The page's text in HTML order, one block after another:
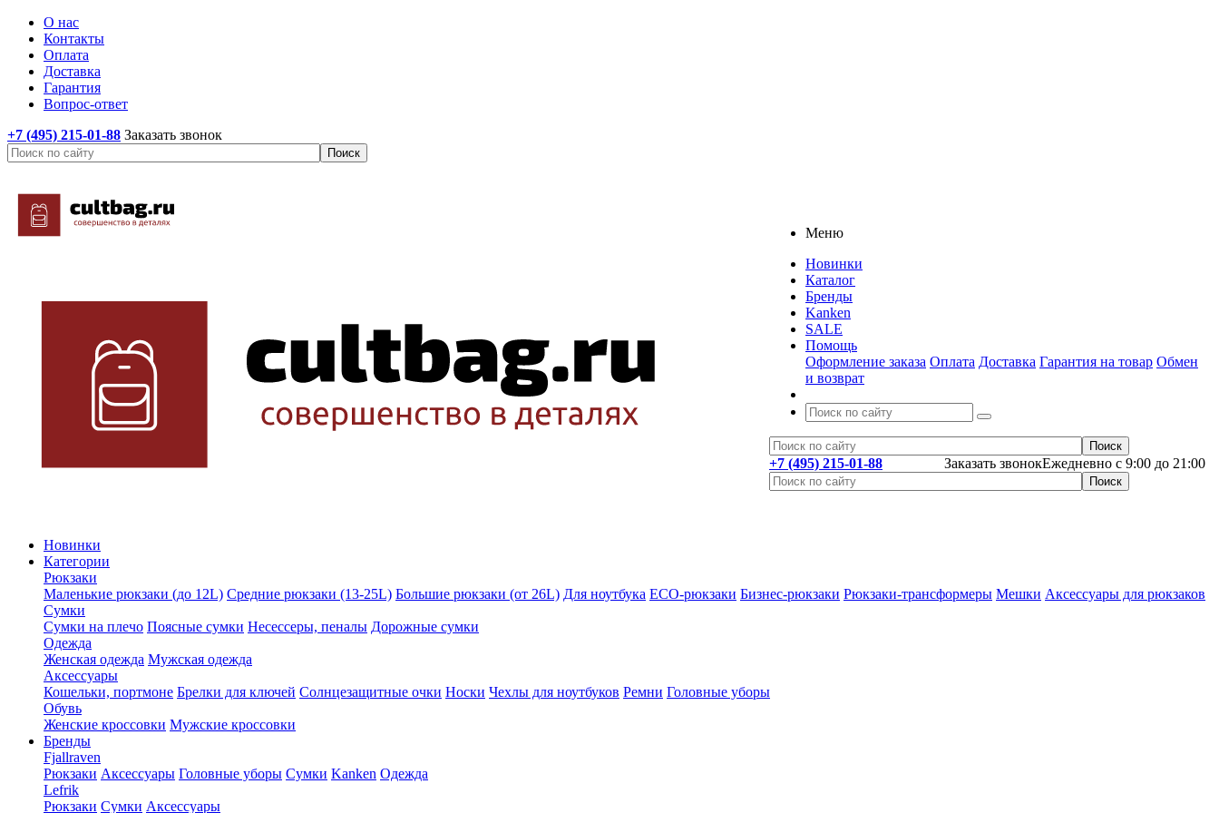
О нас
Контакты
Оплата
Доставка
Гарантия
Вопрос-ответ
+7 (495) 215-01-88 Заказать звонок
Меню
Новинки
Каталог
Бренды
Kanken
SALE
Помощь
Оформление заказа Оплата Доставка Гарантия на товар Обмен
и возврат
Ежедневно с 9:00 до 21:00
+7 (495) 215-01-88 Заказать звонок
Новинки
Категории
Рюкзаки
Маленькие рюкзаки (до 12L) Средние рюкзаки (13-25L) Большие рюкзаки (от 26L) Для ноутбука ECO-рюкзаки Бизнес-рюкзаки Рюкзаки-трансформеры Мешки Аксессуары для рюкзаков
Сумки
Сумки на плечо Поясные сумки Несессеры, пеналы Дорожные сумки
Одежда
Женская одежда Мужская одежда
Аксессуары
Кошельки, портмоне Брелки для ключей Солнцезащитные очки Носки Чехлы для ноутбуков Ремни Головные уборы
Обувь
Женские кроссовки Мужские кроссовки
Бренды
Fjallraven
Рюкзаки Аксессуары Головные уборы Сумки Kanken Одежда
Lefrik
Рюкзаки Сумки Аксессуары